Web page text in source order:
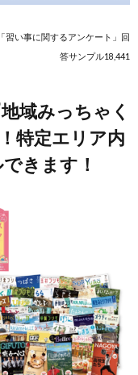
い事に関するアンケート」回
答サンプル18,441
域みっちゃく
特定エリア内
きます！